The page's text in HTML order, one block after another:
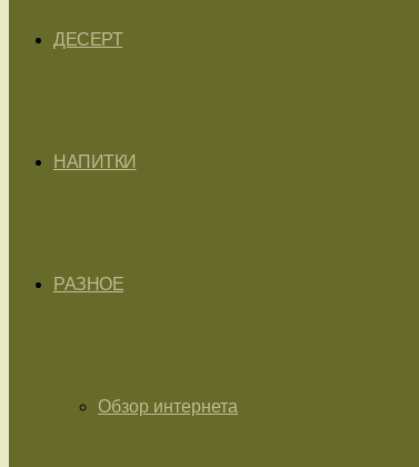
ДЕСЕРТ
НАПИТКИ
РАЗНОЕ
Обзор интернета